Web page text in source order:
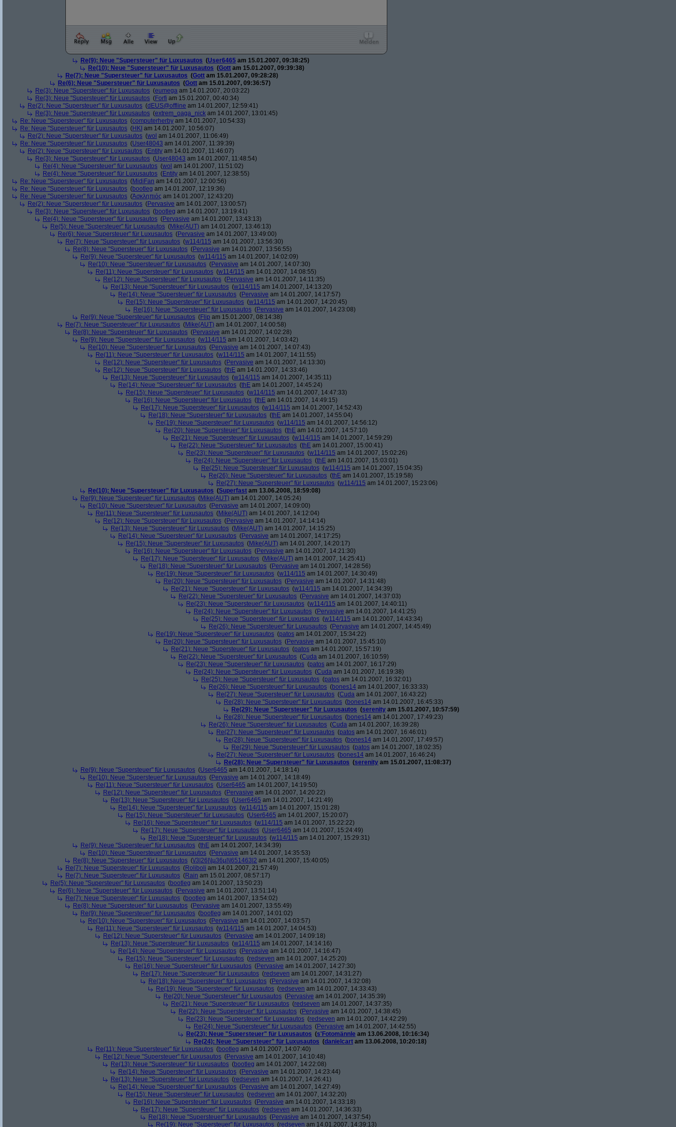
Re(9): Neue "Supersteuer" für Luxusautos (User6465 am 15.01.2007, 09:38:25)
Re(10): Neue "Supersteuer" für Luxusautos (Gott am 15.01.2007, 09:39:38)
Re(7): Neue "Supersteuer" für Luxusautos (Gott am 15.01.2007, 09:28:28)
Re(6): Neue "Supersteuer" für Luxusautos (Gott am 15.01.2007, 09:36:57)
Re(3): Neue "Supersteuer" für Luxusautos (eumega am 14.01.2007, 20:03:22)
Re(3): Neue "Supersteuer" für Luxusautos (Forfi am 15.01.2007, 00:40:34)
Re(2): Neue "Supersteuer" für Luxusautos (dEUS@offline am 14.01.2007, 12:59:41)
Re(3): Neue "Supersteuer" für Luxusautos (extrem_oaga_nick am 14.01.2007, 13:01:45)
Re: Neue "Supersteuer" für Luxusautos (computerherby am 14.01.2007, 10:54:33)
Re: Neue "Supersteuer" für Luxusautos (HKI am 14.01.2007, 10:56:07)
Re(2): Neue "Supersteuer" für Luxusautos (wol am 14.01.2007, 11:06:49)
Re: Neue "Supersteuer" für Luxusautos (User48043 am 14.01.2007, 11:39:39)
Re(2): Neue "Supersteuer" für Luxusautos (Entity am 14.01.2007, 11:46:07)
Re(3): Neue "Supersteuer" für Luxusautos (User48043 am 14.01.2007, 11:48:54)
Re(4): Neue "Supersteuer" für Luxusautos (wol am 14.01.2007, 11:51:02)
Re(4): Neue "Supersteuer" für Luxusautos (Entity am 14.01.2007, 12:38:55)
Re: Neue "Supersteuer" für Luxusautos (MidiFan am 14.01.2007, 12:00:56)
Re: Neue "Supersteuer" für Luxusautos (bootleg am 14.01.2007, 12:19:36)
Re: Neue "Supersteuer" für Luxusautos (Ἀσκληπιός am 14.01.2007, 12:43:20)
Re(2): Neue "Supersteuer" für Luxusautos (Pervasive am 14.01.2007, 13:00:57)
Re(3): Neue "Supersteuer" für Luxusautos (bootleg am 14.01.2007, 13:19:41)
Re(4): Neue "Supersteuer" für Luxusautos (Pervasive am 14.01.2007, 13:43:13)
Re(5): Neue "Supersteuer" für Luxusautos (Mike(AUT) am 14.01.2007, 13:46:13)
Re(6): Neue "Supersteuer" für Luxusautos (Pervasive am 14.01.2007, 13:49:00)
Re(7): Neue "Supersteuer" für Luxusautos (w114/115 am 14.01.2007, 13:56:30)
Re(8): Neue "Supersteuer" für Luxusautos (Pervasive am 14.01.2007, 13:56:55)
Re(9): Neue "Supersteuer" für Luxusautos (w114/115 am 14.01.2007, 14:02:09)
Re(10): Neue "Supersteuer" für Luxusautos (Pervasive am 14.01.2007, 14:07:30)
Re(11): Neue "Supersteuer" für Luxusautos (w114/115 am 14.01.2007, 14:08:55)
Re(12): Neue "Supersteuer" für Luxusautos (Pervasive am 14.01.2007, 14:11:35)
Re(13): Neue "Supersteuer" für Luxusautos (w114/115 am 14.01.2007, 14:13:20)
Re(14): Neue "Supersteuer" für Luxusautos (Pervasive am 14.01.2007, 14:17:57)
Re(15): Neue "Supersteuer" für Luxusautos (w114/115 am 14.01.2007, 14:20:45)
Re(16): Neue "Supersteuer" für Luxusautos (Pervasive am 14.01.2007, 14:23:08)
Re(9): Neue "Supersteuer" für Luxusautos (Flip am 15.01.2007, 08:14:38)
Re(7): Neue "Supersteuer" für Luxusautos (Mike(AUT) am 14.01.2007, 14:00:58)
Re(8): Neue "Supersteuer" für Luxusautos (Pervasive am 14.01.2007, 14:02:28)
Re(9): Neue "Supersteuer" für Luxusautos (w114/115 am 14.01.2007, 14:03:42)
Re(10): Neue "Supersteuer" für Luxusautos (Pervasive am 14.01.2007, 14:07:43)
Re(11): Neue "Supersteuer" für Luxusautos (w114/115 am 14.01.2007, 14:11:55)
Re(12): Neue "Supersteuer" für Luxusautos (Pervasive am 14.01.2007, 14:13:30)
Re(12): Neue "Supersteuer" für Luxusautos (thE am 14.01.2007, 14:33:46)
Re(13): Neue "Supersteuer" für Luxusautos (w114/115 am 14.01.2007, 14:35:11)
Re(14): Neue "Supersteuer" für Luxusautos (thE am 14.01.2007, 14:45:24)
Re(15): Neue "Supersteuer" für Luxusautos (w114/115 am 14.01.2007, 14:47:33)
Re(16): Neue "Supersteuer" für Luxusautos (thE am 14.01.2007, 14:49:15)
Re(17): Neue "Supersteuer" für Luxusautos (w114/115 am 14.01.2007, 14:52:43)
Re(18): Neue "Supersteuer" für Luxusautos (thE am 14.01.2007, 14:55:04)
Re(19): Neue "Supersteuer" für Luxusautos (w114/115 am 14.01.2007, 14:56:12)
Re(20): Neue "Supersteuer" für Luxusautos (thE am 14.01.2007, 14:57:10)
Re(21): Neue "Supersteuer" für Luxusautos (w114/115 am 14.01.2007, 14:59:29)
Re(22): Neue "Supersteuer" für Luxusautos (thE am 14.01.2007, 15:00:41)
Re(23): Neue "Supersteuer" für Luxusautos (w114/115 am 14.01.2007, 15:02:26)
Re(24): Neue "Supersteuer" für Luxusautos (thE am 14.01.2007, 15:03:01)
Re(25): Neue "Supersteuer" für Luxusautos (w114/115 am 14.01.2007, 15:04:35)
Re(26): Neue "Supersteuer" für Luxusautos (thE am 14.01.2007, 15:19:58)
Re(27): Neue "Supersteuer" für Luxusautos (w114/115 am 14.01.2007, 15:23:06)
Re(10): Neue "Supersteuer" für Luxusautos (Superfast am 13.06.2008, 18:59:08)
Re(9): Neue "Supersteuer" für Luxusautos (Mike(AUT) am 14.01.2007, 14:05:24)
Re(10): Neue "Supersteuer" für Luxusautos (Pervasive am 14.01.2007, 14:09:00)
Re(11): Neue "Supersteuer" für Luxusautos (Mike(AUT) am 14.01.2007, 14:12:04)
Re(12): Neue "Supersteuer" für Luxusautos (Pervasive am 14.01.2007, 14:14:14)
Re(13): Neue "Supersteuer" für Luxusautos (Mike(AUT) am 14.01.2007, 14:15:25)
Re(14): Neue "Supersteuer" für Luxusautos (Pervasive am 14.01.2007, 14:17:25)
Re(15): Neue "Supersteuer" für Luxusautos (Mike(AUT) am 14.01.2007, 14:20:17)
Re(16): Neue "Supersteuer" für Luxusautos (Pervasive am 14.01.2007, 14:21:30)
Re(17): Neue "Supersteuer" für Luxusautos (Mike(AUT) am 14.01.2007, 14:25:41)
Re(18): Neue "Supersteuer" für Luxusautos (Pervasive am 14.01.2007, 14:28:56)
Re(19): Neue "Supersteuer" für Luxusautos (w114/115 am 14.01.2007, 14:30:49)
Re(20): Neue "Supersteuer" für Luxusautos (Pervasive am 14.01.2007, 14:31:48)
Re(21): Neue "Supersteuer" für Luxusautos (w114/115 am 14.01.2007, 14:34:39)
Re(22): Neue "Supersteuer" für Luxusautos (Pervasive am 14.01.2007, 14:37:03)
Re(23): Neue "Supersteuer" für Luxusautos (w114/115 am 14.01.2007, 14:40:11)
Re(24): Neue "Supersteuer" für Luxusautos (Pervasive am 14.01.2007, 14:41:25)
Re(25): Neue "Supersteuer" für Luxusautos (w114/115 am 14.01.2007, 14:43:34)
Re(26): Neue "Supersteuer" für Luxusautos (Pervasive am 14.01.2007, 14:45:49)
Re(19): Neue "Supersteuer" für Luxusautos (patos am 14.01.2007, 15:34:22)
Re(20): Neue "Supersteuer" für Luxusautos (Pervasive am 14.01.2007, 15:45:10)
Re(21): Neue "Supersteuer" für Luxusautos (patos am 14.01.2007, 15:57:19)
Re(22): Neue "Supersteuer" für Luxusautos (Cuda am 14.01.2007, 16:10:59)
Re(23): Neue "Supersteuer" für Luxusautos (patos am 14.01.2007, 16:17:29)
Re(24): Neue "Supersteuer" für Luxusautos (Cuda am 14.01.2007, 16:19:38)
Re(25): Neue "Supersteuer" für Luxusautos (patos am 14.01.2007, 16:32:01)
Re(26): Neue "Supersteuer" für Luxusautos (bones14 am 14.01.2007, 16:33:33)
Re(27): Neue "Supersteuer" für Luxusautos (Cuda am 14.01.2007, 16:43:22)
Re(28): Neue "Supersteuer" für Luxusautos (bones14 am 14.01.2007, 16:45:33)
Re(29): Neue "Supersteuer" für Luxusautos (serenity am 15.01.2007, 10:57:59)
Re(28): Neue "Supersteuer" für Luxusautos (bones14 am 14.01.2007, 17:49:23)
Re(26): Neue "Supersteuer" für Luxusautos (Cuda am 14.01.2007, 16:39:28)
Re(27): Neue "Supersteuer" für Luxusautos (patos am 14.01.2007, 16:46:01)
Re(28): Neue "Supersteuer" für Luxusautos (bones14 am 14.01.2007, 17:49:57)
Re(29): Neue "Supersteuer" für Luxusautos (patos am 14.01.2007, 18:02:35)
Re(27): Neue "Supersteuer" für Luxusautos (bones14 am 14.01.2007, 16:46:24)
Re(28): Neue "Supersteuer" für Luxusautos (serenity am 15.01.2007, 11:08:37)
Re(9): Neue "Supersteuer" für Luxusautos (User6465 am 14.01.2007, 14:18:14)
Re(10): Neue "Supersteuer" für Luxusautos (Pervasive am 14.01.2007, 14:18:49)
Re(11): Neue "Supersteuer" für Luxusautos (User6465 am 14.01.2007, 14:19:50)
Re(12): Neue "Supersteuer" für Luxusautos (Pervasive am 14.01.2007, 14:20:22)
Re(13): Neue "Supersteuer" für Luxusautos (User6465 am 14.01.2007, 14:21:49)
Re(14): Neue "Supersteuer" für Luxusautos (w114/115 am 14.01.2007, 15:01:28)
Re(15): Neue "Supersteuer" für Luxusautos (User6465 am 14.01.2007, 15:20:07)
Re(16): Neue "Supersteuer" für Luxusautos (w114/115 am 14.01.2007, 15:22:22)
Re(17): Neue "Supersteuer" für Luxusautos (User6465 am 14.01.2007, 15:24:49)
Re(18): Neue "Supersteuer" für Luxusautos (w114/115 am 14.01.2007, 15:29:31)
Re(9): Neue "Supersteuer" für Luxusautos (thE am 14.01.2007, 14:34:39)
Re(10): Neue "Supersteuer" für Luxusautos (Pervasive am 14.01.2007, 14:35:53)
Re(8): Neue "Supersteuer" für Luxusautos (\/3|26|\|µ36µ|\|651463|2 am 14.01.2007, 15:40:05)
Re(7): Neue "Supersteuer" für Luxusautos (Roliboli am 14.01.2007, 21:57:49)
Re(7): Neue "Supersteuer" für Luxusautos (Rain am 15.01.2007, 08:57:17)
Re(5): Neue "Supersteuer" für Luxusautos (bootleg am 14.01.2007, 13:50:23)
Re(6): Neue "Supersteuer" für Luxusautos (Pervasive am 14.01.2007, 13:51:14)
Re(7): Neue "Supersteuer" für Luxusautos (bootleg am 14.01.2007, 13:54:02)
Re(8): Neue "Supersteuer" für Luxusautos (Pervasive am 14.01.2007, 13:55:49)
Re(9): Neue "Supersteuer" für Luxusautos (bootleg am 14.01.2007, 14:01:02)
Re(10): Neue "Supersteuer" für Luxusautos (Pervasive am 14.01.2007, 14:03:57)
Re(11): Neue "Supersteuer" für Luxusautos (w114/115 am 14.01.2007, 14:04:53)
Re(12): Neue "Supersteuer" für Luxusautos (Pervasive am 14.01.2007, 14:09:18)
Re(13): Neue "Supersteuer" für Luxusautos (w114/115 am 14.01.2007, 14:14:16)
Re(14): Neue "Supersteuer" für Luxusautos (Pervasive am 14.01.2007, 14:16:47)
Re(15): Neue "Supersteuer" für Luxusautos (redseven am 14.01.2007, 14:25:20)
Re(16): Neue "Supersteuer" für Luxusautos (Pervasive am 14.01.2007, 14:27:30)
Re(17): Neue "Supersteuer" für Luxusautos (redseven am 14.01.2007, 14:31:27)
Re(18): Neue "Supersteuer" für Luxusautos (Pervasive am 14.01.2007, 14:32:08)
Re(19): Neue "Supersteuer" für Luxusautos (redseven am 14.01.2007, 14:33:43)
Re(20): Neue "Supersteuer" für Luxusautos (Pervasive am 14.01.2007, 14:35:39)
Re(21): Neue "Supersteuer" für Luxusautos (redseven am 14.01.2007, 14:37:35)
Re(22): Neue "Supersteuer" für Luxusautos (Pervasive am 14.01.2007, 14:38:45)
Re(23): Neue "Supersteuer" für Luxusautos (redseven am 14.01.2007, 14:42:29)
Re(24): Neue "Supersteuer" für Luxusautos (Pervasive am 14.01.2007, 14:42:55)
Re(23): Neue "Supersteuer" für Luxusautos (s'Fotomännle am 13.06.2008, 10:16:34)
Re(24): Neue "Supersteuer" für Luxusautos (danielcart am 13.06.2008, 10:20:18)
Re(11): Neue "Supersteuer" für Luxusautos (bootleg am 14.01.2007, 14:07:40)
Re(12): Neue "Supersteuer" für Luxusautos (Pervasive am 14.01.2007, 14:10:48)
Re(13): Neue "Supersteuer" für Luxusautos (bootleg am 14.01.2007, 14:22:08)
Re(14): Neue "Supersteuer" für Luxusautos (Pervasive am 14.01.2007, 14:23:44)
Re(13): Neue "Supersteuer" für Luxusautos (redseven am 14.01.2007, 14:26:41)
Re(14): Neue "Supersteuer" für Luxusautos (Pervasive am 14.01.2007, 14:27:49)
Re(15): Neue "Supersteuer" für Luxusautos (redseven am 14.01.2007, 14:32:20)
Re(16): Neue "Supersteuer" für Luxusautos (Pervasive am 14.01.2007, 14:33:18)
Re(17): Neue "Supersteuer" für Luxusautos (redseven am 14.01.2007, 14:36:33)
Re(18): Neue "Supersteuer" für Luxusautos (Pervasive am 14.01.2007, 14:37:54)
Re(19): Neue "Supersteuer" für Luxusautos (redseven am 14.01.2007, 14:39:13)